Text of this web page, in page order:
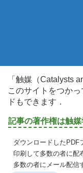
「触媒（Catalysts
このサイトをつか
ドもできます．
記事の著作権は触媒
ダウンロードしたPDF
印刷して多数の者に配
多数の者にメール配信